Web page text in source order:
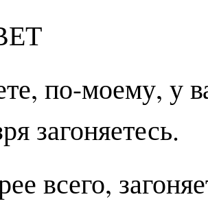
по-моему, у
загоняетесь.
всего,